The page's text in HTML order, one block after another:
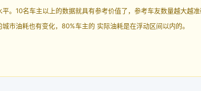
。10名车主以上的数据就具有参考价值了，参考车友数量越大越准
市油耗也有变化，80%车主的 实际油耗是在浮动区间以内的。